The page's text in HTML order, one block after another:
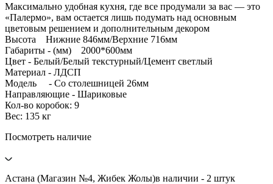
Максимально удобная кухня, где все продумали за вас — это
«Палермо», вам остается лишь подумать над основным
цветовым решением и дополнительным декором
Высота Нижние 846мм/Верхние 716мм
Габариты - (мм) 2000*600мм
Цвет - Белый/Белый текстурный/Цемент светлый
Материал - ЛДСП
Модель - Со столешницей 26мм
Направляющие - Шариковые
Кол-во коробок: 9
Вес: 135 кг
Посмотреть наличие
Астана (Магазин №4, Жибек Жолы)в наличии - 2 штук